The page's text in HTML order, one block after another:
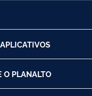
O PLANALTO